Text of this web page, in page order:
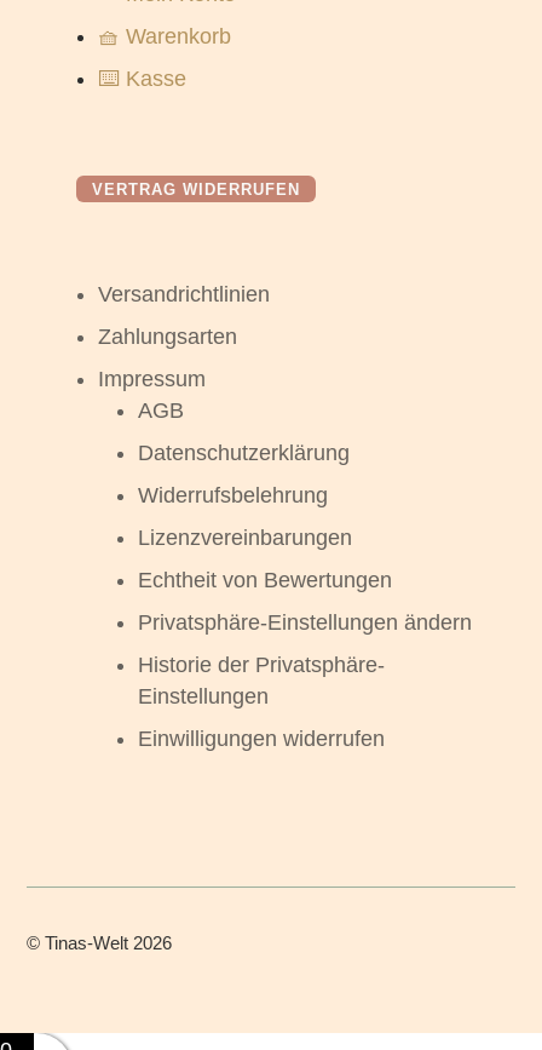
🧺 Warenkorb
⌨️ Kasse
VERTRAG WIDERRUFEN
Versandrichtlinien
Zahlungsarten
Impressum
AGB
Datenschutzerklärung
Widerrufsbelehrung
Lizenzvereinbarungen
Echtheit von Bewertungen
Privatsphäre-Einstellungen ändern
Historie der Privatsphäre-
Einstellungen
Einwilligungen widerrufen
©Tinas-Welt 2026